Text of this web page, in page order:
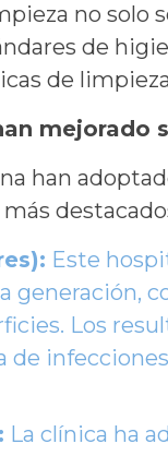
no solo
de
de
mejorado
han
Este
Los
La clínica ha